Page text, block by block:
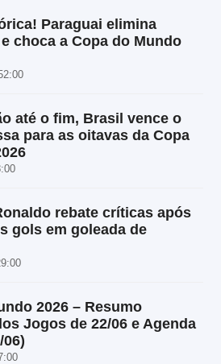
Paraguai elimina
choca a Copa do Mundo
até o fim, Brasil vence o
para as oitavas da Copa
rebate críticas após
gols em goleada de
2026 – Resumo
Jogos de 22/06 e Agenda